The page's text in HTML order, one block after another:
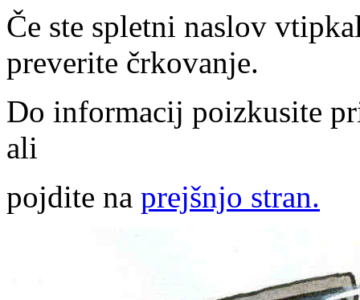
Če ste spletni naslov
preverite črkovanje.
Do informacij poizkusite
ali
pojdite na prejšnjo stran.